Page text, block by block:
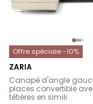
Offre spéciale -10%
ZARIA
-
Canapé d'angle
places convertible
têtières en simili